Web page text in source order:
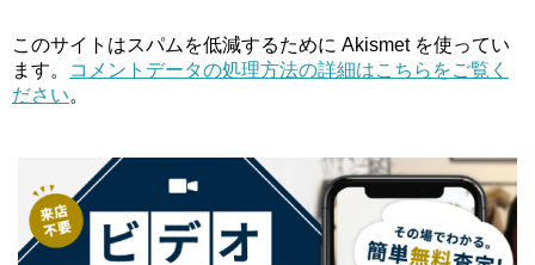
このサイトはスパムを低減するために Akismet を使ってい
ます。
コメントデータの処理方法の詳細はこちらをご覧く
ださい。